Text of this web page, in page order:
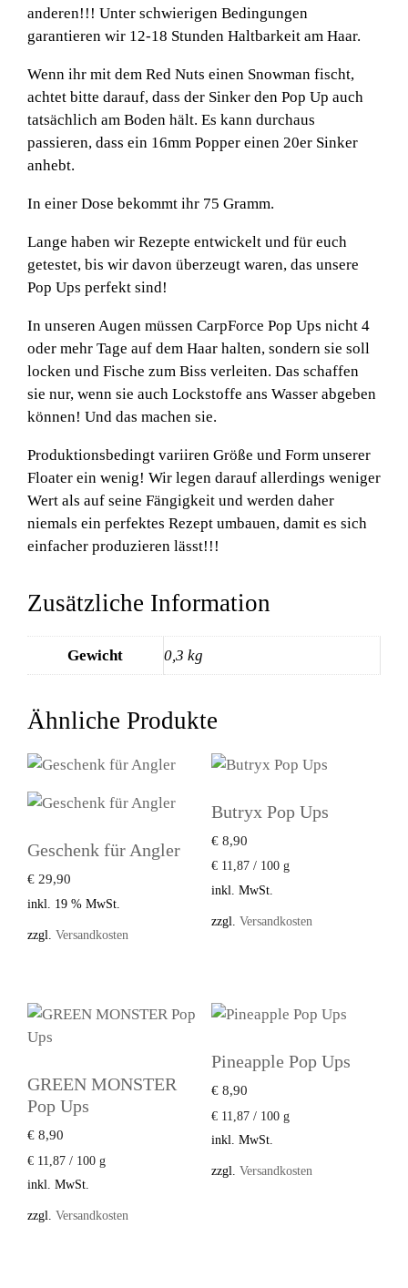
anderen!!! Unter schwierigen Bedingungen
garantieren wir 12-18 Stunden Haltbarkeit am Haar.
Wenn ihr mit dem Red Nuts einen Snowman fischt,
achtet bitte darauf, dass der Sinker den Pop Up auch
tatsächlich am Boden hält. Es kann durchaus
passieren, dass ein 16mm Popper einen 20er Sinker
anhebt.
In einer Dose bekommt ihr 75 Gramm.
Lange haben wir Rezepte entwickelt und für euch
getestet, bis wir davon überzeugt waren, das unsere
Pop Ups perfekt sind!
In unseren Augen müssen CarpForce Pop Ups nicht 4
oder mehr Tage auf dem Haar halten, sondern sie soll
locken und Fische zum Biss verleiten. Das schaffen
sie nur, wenn sie auch Lockstoffe ans Wasser abgeben
können! Und das machen sie.
Produktionsbedingt variiren Größe und Form unserer
Floater ein wenig! Wir legen darauf allerdings weniger
Wert als auf seine Fängigkeit und werden daher
niemals ein perfektes Rezept umbauen, damit es sich
einfacher produzieren lässt!!!
Zusätzliche Information
Gewicht 0,3 kg
Ähnliche Produkte
Geschenk für Angler
€ 29,90
inkl. 19 % MwSt.
zzgl. Versandkosten
Butryx Pop Ups
€8,90
€11,87/ 100 g
inkl. MwSt.
zzgl. Versandkosten
GREEN MONSTER
Pop Ups
€ 8,90
€ 11,87 / 100 g
inkl. MwSt.
zzgl. Versandkosten
Pineapple Pop Ups
€8,90
€11,87/ 100 g
inkl. MwSt.
zzgl. Versandkosten